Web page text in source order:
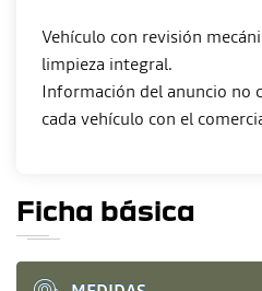
Vehículo con revisión
limpieza integral.
Información del anuncio no
Ficha básica